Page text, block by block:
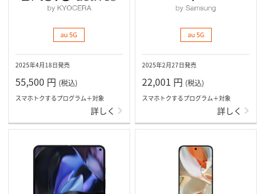
au 5G
2025年4月18日発売
55,500 円 (税込)
スマホトクするプログラム＋対象
詳しく
au 5G
2025年2月27日発売
22,001 円 (税込)
スマホトクするプログラム＋対象
詳しく